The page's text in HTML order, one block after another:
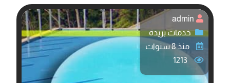
admin
خدمات بريدة
منذ 8 سنوات